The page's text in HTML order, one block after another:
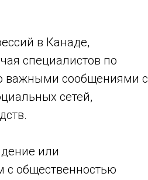
в Канаде,
специалистов по
важными сообщениями с
сетей,
или
с общественностью